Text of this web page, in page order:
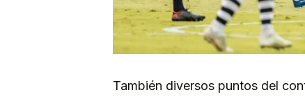
También diversos puntos del